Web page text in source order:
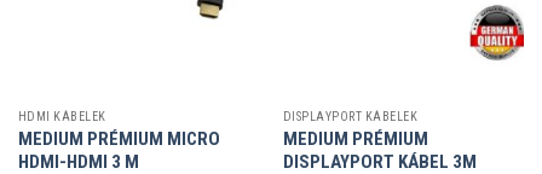
HDMI KÁBELEK
MEDIUM PRÉMIUM MICRO
HDMI-HDMI 3 M
DISPLAYPORT KÁBELEK
MEDIUM PRÉMIUM
DISPLAYPORT KÁBEL 3M